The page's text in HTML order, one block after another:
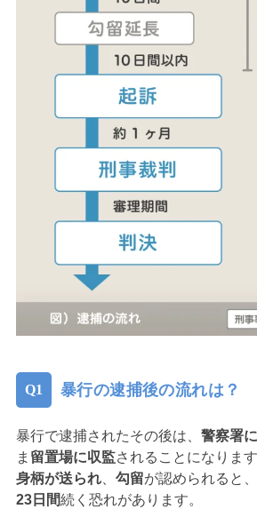
暴行の逮捕後の流れは？
暴行で逮捕されたその後は、 警察署
ま 留置場に収監されることになりま
身柄が送られ、 勾留が認められると
23日間続く恐れがあります。